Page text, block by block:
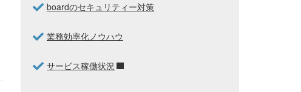
boardのセキュリティー対策
業務効率化ノウハウ
サービス稼働状況